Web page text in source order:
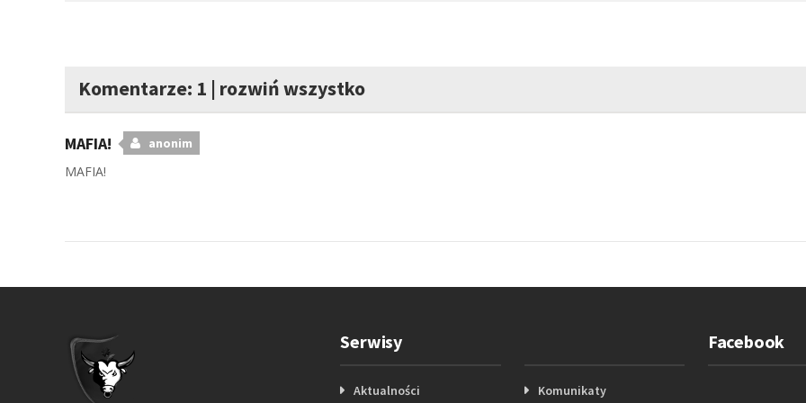
Komentarze: 1 | rozwiń wszystko
MAFIA! anonim
MAFIA!
Serwisy
Aktualności Komunikaty
Facebook